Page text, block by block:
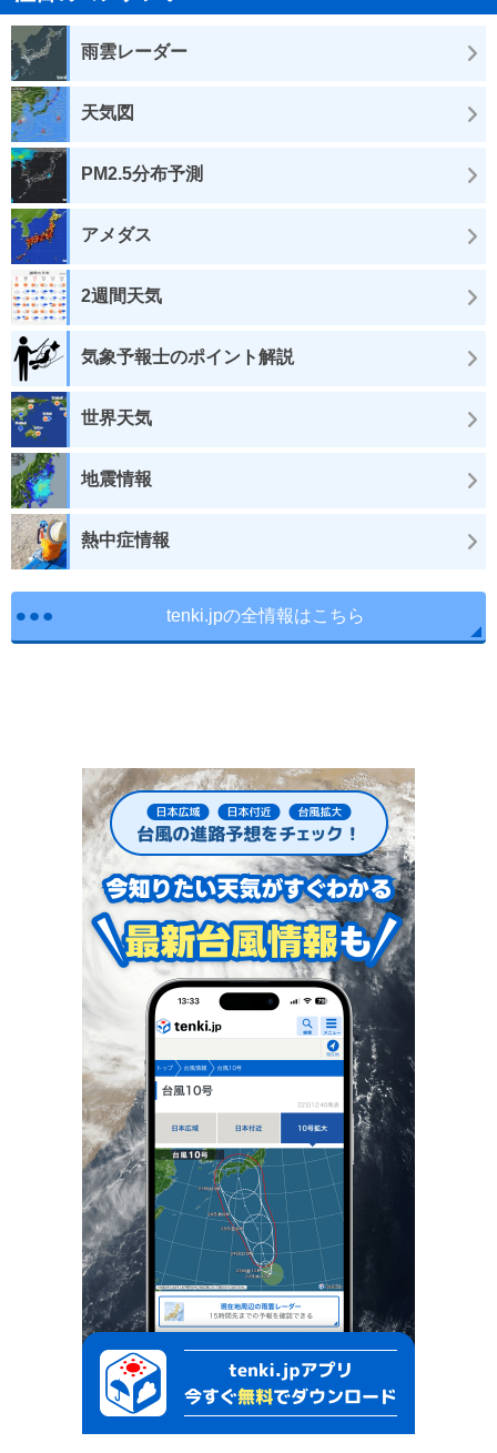
雨雲レーダー
天気図
PM2.5分布予測
アメダス
2週間天気
気象予報士のポイント解説
世界天気
地震情報
熱中症情報
tenki.jpの全情報はこちら